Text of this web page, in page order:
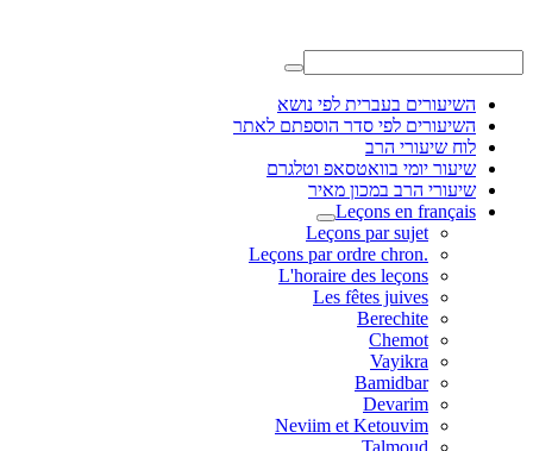
השיעורים בעברית לפי נושא
השיעורים לפי סדר הוספתם לאתר
לוח שיעורי הרב
שיעור יומי בוואטסאפ וטלגרם
שיעורי הרב במכון מאיר
Leçons en français
Leçons par sujet
.Leçons par ordre chron
L'horaire des leçons
Les fêtes juives
Berechite
Chemot
Vayikra
Bamidbar
Devarim
Neviim et Ketouvim